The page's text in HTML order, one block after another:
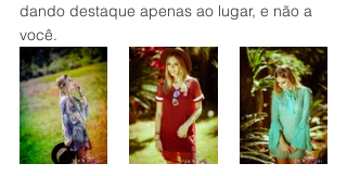
dando destaque apenas ao lugar, e não a
você.